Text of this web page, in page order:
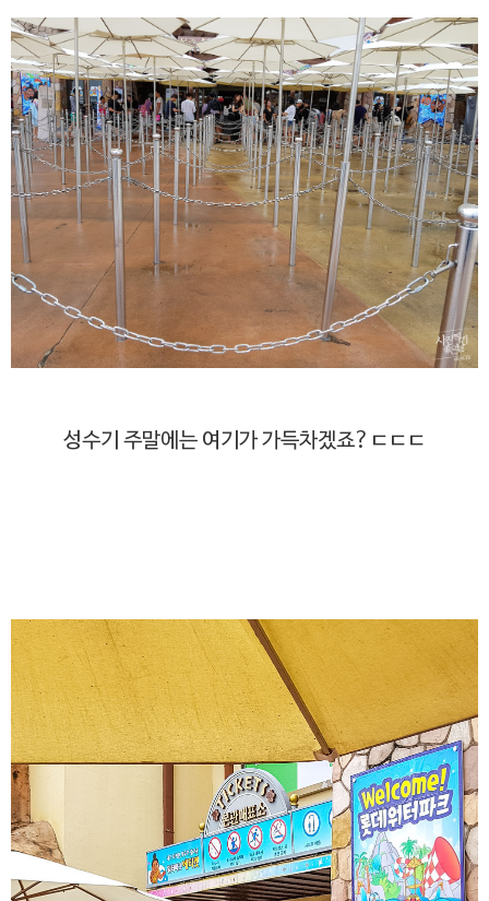
성수기 주말에는 여기가 가득차겠죠?ㄷㄷㄷ